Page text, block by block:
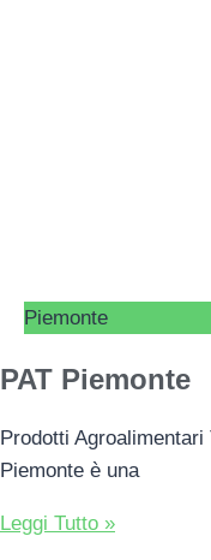
Piemonte
PAT Piemonte
Prodotti Agroalimentari
Piemonte è una
Leggi Tutto »